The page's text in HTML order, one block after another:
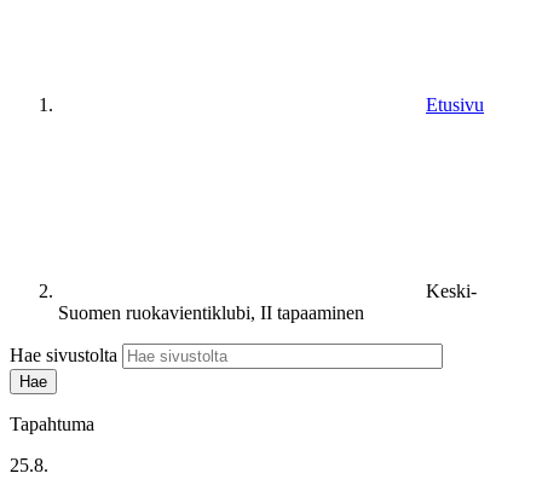
Etusivu
Keski-
Suomen ruokavientiklubi, II tapaaminen
Hae sivustolta
Tapahtuma
25.8.